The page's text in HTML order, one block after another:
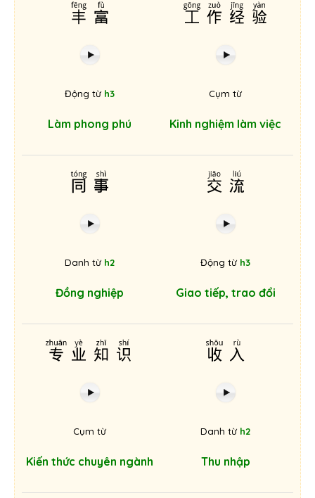
丰富
Động từ h3
Làm phong phú
工作经验
Cụm từ
Kinh nghiệm làm việc
同事
Danh từ h2
Đồng nghiệp
交流
Động từ h3
Giao tiếp, trao đổi
专业知识
Cụm từ
Kiến thức chuyên ngành
收入
Danh từ h2
Thu nhập